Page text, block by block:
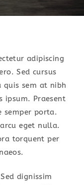
adipiscing
Sed cursus
quis sem at nibh
ipsum. Praesent
semper porta.
eget nulla.
torquent per
dignissim